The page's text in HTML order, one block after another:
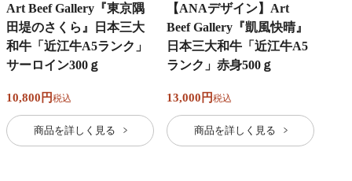
Art Beef Gallery『東京隅
田堤のさくら』日本三大
和牛「近江牛A5ランク」
サーロイン300ｇ
10,800 税込
商品を詳しく見る
【ANAデザイン】Art
Beef Gallery『凱風快晴』
日本三大和牛「近江牛A5
ランク」赤身500ｇ
13,000 税込
商品を詳しく見る